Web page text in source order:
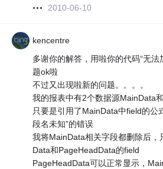
2010-06-10
kencentre
多谢你的解答，用啦你的代码“无法
题ok啦
不过又出现啦新的问题。。。。
我的报表中有2个数据源MainData
只要是引用了MainData中field的公
段名未知”的错误
我将MainData相关字段都删除后，
Data和PageHeadData的field
PageHeadData可以正常显示，